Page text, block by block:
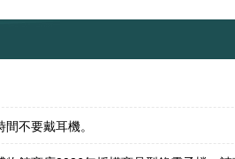
不要戴耳機。